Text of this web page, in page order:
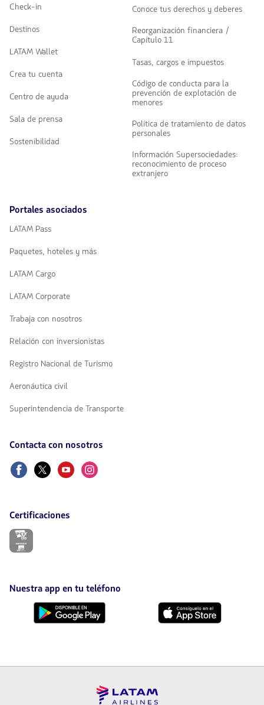
Check-in
Destinos
LATAM Wallet
Crea tu cuenta
Centro de ayuda
Sala de prensa
Sostenibilidad
Conoce tus derechos y deberes
Reorganización financiera /
Capítulo 11
Tasas, cargos e impuestos
Código de conducta para la
prevención de explotación de
menores
Política de tratamiento de datos
personales
Información Supersociedades:
reconocimiento de proceso
extranjero
Portales asociados
LATAM Pass
Paquetes, hoteles y más
LATAM Cargo
LATAM Corporate
Trabaja con nosotros
Relación con inversionistas
Registro Nacional de Turismo
Aeronáutica civil
Superintendencia de Transporte
Contacta con nosotros
FacebookTwitterYoutubeInstagram
Certificaciones
El
nueva
pestaña.
Nuestra app en tu teléfono
Descárgala
Descárgala